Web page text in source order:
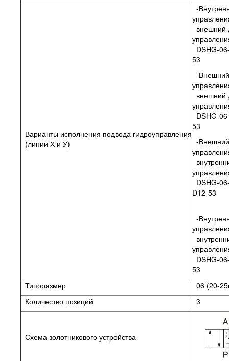
Варианты исполнения подвода гидроуправления
(линии Х и У)
-
внешний
DSHG-
53
-
внешний
DSHG-
53
-
DSHG-
D12-53
-
DSHG-
53
Типоразмер
06 (20-
Количество позиций
3
Схема золотникового устройства